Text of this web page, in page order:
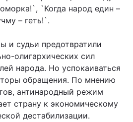
`Когда народ един –
– геть!`.
и судьи предотвратили
олигархических сил
народа. Но успокаиваться
обращения. По мнению
антинародный режим
страну к экономическому
дестабилизации.